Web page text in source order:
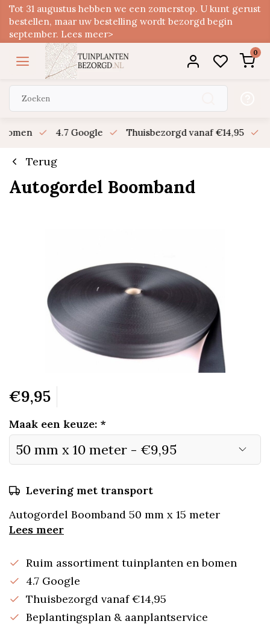
Tot 31 augustus hebben we een zomerstop. U kunt gerust
bestellen, maar uw bestelling wordt bezorgd begin
september. Lees meer>
0
4.7 Google Thuisbezorgd vanaf €14,95
Terug
Autogordel Boomband
€9,95
Maak een keuze: *
Levering met transport
Autogordel Boomband 50 mm x 15 meter
Lees meer
Ruim assortiment tuinplanten en bomen
4.7 Google
Thuisbezorgd vanaf €14,95
Beplantingsplan & aanplantservice